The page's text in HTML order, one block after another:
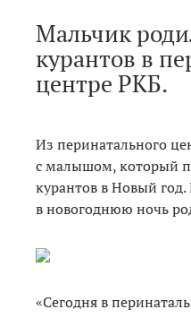
Мальчик
курантов в
центре РКБ.
Из перинатального
с малышом, который
курантов в Новый
в новогоднюю ночь
«Сегодня в